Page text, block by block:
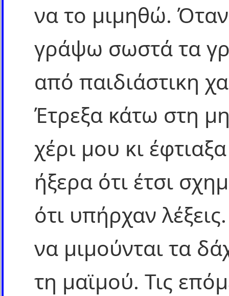
να το μιμηθώ.
γράψω σωστά τα
από παιδιάστικη
Έτρεξα κάτω στη
χέρι μου κι
ήξερα ότι έτσι
ότι υπήρχαν
να μιμούνται τα
τη μαϊμού. Τις